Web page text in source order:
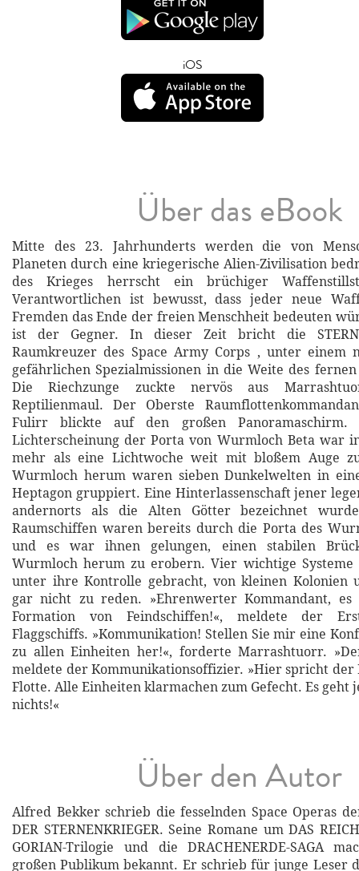
iOS
Über das eBook
Mitte des 23. Jahrhunderts werden die von
Planeten durch eine kriegerische Alien-Zivilisation
des Krieges herrscht ein brüchiger
Verantwortlichen ist bewusst, dass jeder neue
Fremden das Ende der freien Menschheit bedeuten
ist der Gegner. In dieser Zeit bricht die
Raumkreuzer des Space Army Corps , unter einem
gefährlichen Spezialmissionen in die Weite des
Die Riechzunge zuckte nervös aus
Reptilienmaul. Der Oberste
Fulirr blickte auf den großen Panoramaschirm.
Lichterscheinung der Porta von Wurmloch Beta war
mehr als eine Lichtwoche weit mit bloßem Auge
Wurmloch herum waren sieben Dunkelwelten in
Heptagon gruppiert. Eine Hinterlassenschaft jener
andernorts als die Alten Götter bezeichnet
Raumschiffen waren bereits durch die Porta des
und es war ihnen gelungen, einen stabilen
Wurmloch herum zu erobern. Vier wichtige Systeme
unter ihre Kontrolle gebracht, von kleinen Kolonien
gar nicht zu reden. »Ehrenwerter Kommandant,
Formation von Feindschiffen!«, meldete der
Flaggschiffs. »Kommunikation! Stellen Sie mir eine
zu allen Einheiten her!«, forderte Marrashtuorr.
meldete der Kommunikationsoffizier. »Hier spricht der
Flotte. Alle Einheiten klarmachen zum Gefecht. Es geht
nichts!«
Über den Autor
Alfred Bekker schrieb die fesselnden Space Operas
DER STERNENKRIEGER. Seine Romane um DAS
GORIAN-Trilogie und die DRACHENERDE-SAGA
großen Publikum bekannt. Er schrieb für junge Leser